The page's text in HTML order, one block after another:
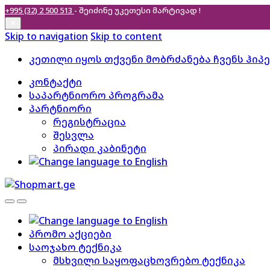
+995 (32) 2 500 513 - შეიძინე უკეთესი მარტივად !
Skip to navigation Skip to content
კეთილი იყოს თქვენი მობრძანება ჩვენს
კონტაქტი
საპარტნიორო პროგრამა
პარტნიორი
რეგისტრაცია
შესვლა
პირადი კაბინეტი
პრომო აქციები
საოჯახო ტექნიკა
მსხვილი საყოფაცხოვრებო ტექნიკა